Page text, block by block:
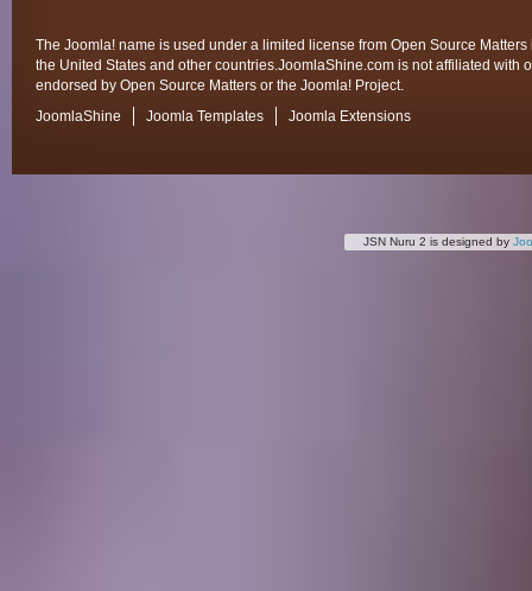
The Joomla! name is used under a limited license from Open Source Matters
the United States and other countries.JoomlaShine.com is not affiliated with
endorsed by Open Source Matters or the Joomla! Project.
JoomlaShine
Joomla Templates Joomla Extensions
JSN Nuru 2 is designed by